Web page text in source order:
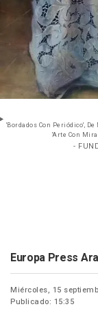
'Bordados Con Periódico',
'Arte Con
-
Europa Press
Miércoles, 15
Publicado: 15:35